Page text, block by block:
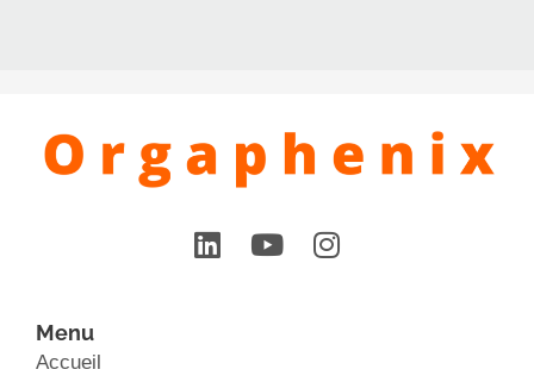
Menu
Accueil